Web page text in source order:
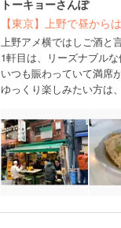
トーキョーさんぽ
【東京】上野で昼から
上野アメ横ではしご酒と
1軒目は、リーズナブル
いつも賑わっていて満席
ゆっくり楽しみたい方は